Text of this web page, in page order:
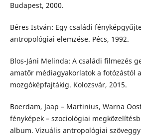
Budapest, 2000.
Béres István: Egy családi
antropológiai elemzése. Pécs, 1992.
Blos-Jáni Melinda: A családi filmezés
amatőr médiagyakorlatok a fotózástól
mozgóképfajtákig. Kolozsvár, 2015.
Boerdam, Jaap – Martinius, Warna
fényképek – szociológiai
album. Vizuális antropológiai